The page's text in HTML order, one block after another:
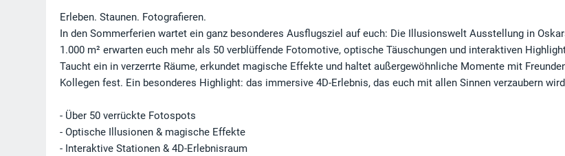
Erleben. Staunen. Fotografieren.
In den Sommerferien wartet ein ganz besonderes Ausflugsziel auf euch: Die Illusionswelt Ausstellung in
1.000 m² erwarten euch mehr als 50 verblüffende Fotomotive, optische Täuschungen und interaktiven
Taucht ein in verzerrte Räume, erkundet magische Effekte und haltet außergewöhnliche Momente mit
Kollegen fest. Ein besonderes Highlight: das immersive 4D-Erlebnis, das euch mit allen Sinnen verzaubern
- Über 50 verrückte Fotospots
- Optische Illusionen & magische Effekte
- Interaktive Stationen & 4D-Erlebnisraum